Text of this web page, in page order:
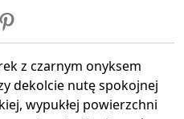
z czarnym onyksem
dekolcie nutę spokojnej
wypukłej powierzchni